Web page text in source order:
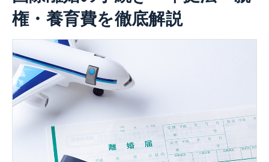
遺産相続
債務整理
刑事事件
労働問題
企業法務
権・養育費を徹底解説